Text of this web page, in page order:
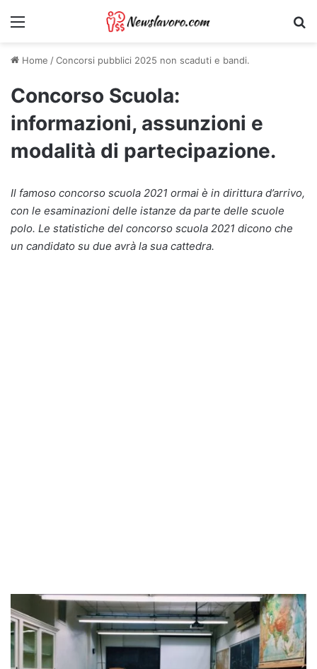
Menu
Home /Concorsi pubblici 2025 non scaduti e bandi.
Concorso Scuola:
informazioni, assunzioni e
modalità di partecipazione.
Il famoso concorso scuola 2021 ormai è in dirittura d’arrivo,
con le esaminazioni delle istanze da parte delle scuole
polo. Le statistiche del concorso scuola 2021 dicono che
un candidato su due avrà la sua cattedra.